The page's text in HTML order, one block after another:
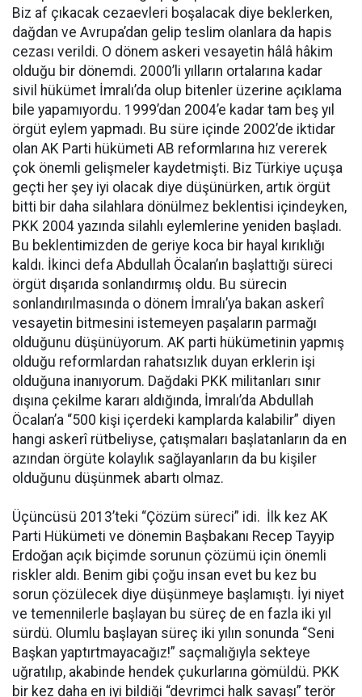
Biz af çıkacak cezaevleri boşalacak diye beklerken,
dağdan ve Avrupa’dan gelip teslim olanlara da hapis
cezası verildi. O dönem askeri vesayetin hâlâ hâkim
olduğu bir dönemdi. 2000’li yılların ortalarına kadar
sivil hükümet İmralı’da olup bitenler üzerine açıklama
bile yapamıyordu. 1999’dan 2004’e kadar tam beş yıl
örgüt eylem yapmadı. Bu süre içinde 2002’de iktidar
olan AK Parti hükümeti AB reformlarına hız vererek
çok önemli gelişmeler kaydetmişti. Biz Türkiye uçuşa
geçti her şey iyi olacak diye düşünürken, artık örgüt
bitti bir daha silahlara dönülmez beklentisi içindeyken,
PKK 2004 yazında silahlı eylemlerine yeniden başladı.
Bu beklentimizden de geriye koca bir hayal kırıklığı
kaldı. İkinci defa Abdullah Öcalan’ın başlattığı süreci
örgüt dışarıda sonlandırmış oldu. Bu sürecin
sonlandırılmasında o dönem İmralı’ya bakan askerî
vesayetin bitmesini istemeyen paşaların parmağı
olduğunu düşünüyorum. AK parti hükümetinin yapmış
olduğu reformlardan rahatsızlık duyan erklerin işi
olduğuna inanıyorum. Dağdaki PKK militanları sınır
dışına çekilme kararı aldığında, İmralı’da Abdullah
Öcalan’a “500 kişi içerdeki kamplarda kalabilir” diyen
hangi askerî rütbeliyse, çatışmaları başlatanların da en
azından örgüte kolaylık sağlayanların da bu kişiler
olduğunu düşünmek abartı olmaz.
Üçüncüsü 2013’teki “Çözüm süreci” idi. İlk kez AK
Parti Hükümeti ve dönemin Başbakanı Recep Tayyip
Erdoğan açık biçimde sorunun çözümü için önemli
riskler aldı. Benim gibi çoğu insan evet bu kez bu
sorun çözülecek diye düşünmeye başlamıştı. İyi niyet
ve temennilerle başlayan bu süreç de en fazla iki yıl
sürdü. Olumlu başlayan süreç iki yılın sonunda “Seni
Başkan yaptırtmayacağız!” saçmalığıyla sekteye
uğratılıp, akabinde hendek çukurlarına gömüldü. PKK
bir kez daha en iyi bildiği “devrimci halk savaşı” terör